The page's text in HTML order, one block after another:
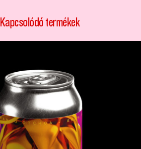
Kapcsolódó termékek